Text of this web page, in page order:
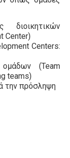
διοικητικών
Center)
Centers:
(Team
teams)
την πρόσληψη